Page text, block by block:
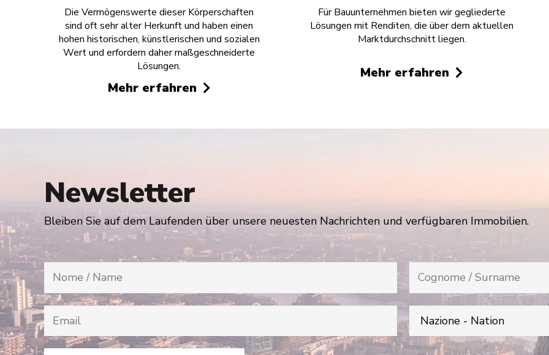
Die Vermögenswerte dieser Körperschaften
sind oft sehr alter Herkunft und haben einen
hohen historischen, künstlerischen und sozialen
Wert und erfordern daher maßgeschneiderte
Lösungen.
Mehr erfahren
Für Bauunternehmen bieten wir gegliederte
Lösungen mit Renditen, die über dem aktuellen
Marktdurchschnitt liegen.
Mehr erfahren
Newsletter
Bleiben Sie auf dem Laufenden über unsere neuesten Nachrichten und verfügbaren Immobilien.